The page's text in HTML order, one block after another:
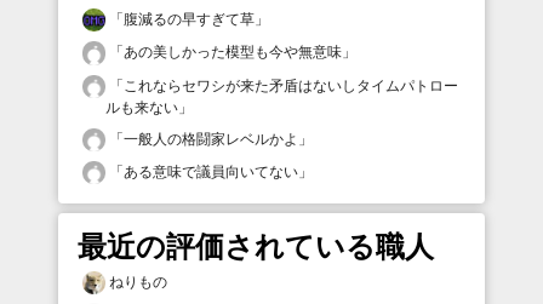
「腹減るの早すぎて草 」
「あの美しかった模型も今や無意味 」
「 これならセワシが来た矛盾はないしタイムパトロー
ルも来ない 」
「一般人の格闘家レベルかよ 」
「ある意味で議員向いてない 」
最近の評価されている職人
ねりもの